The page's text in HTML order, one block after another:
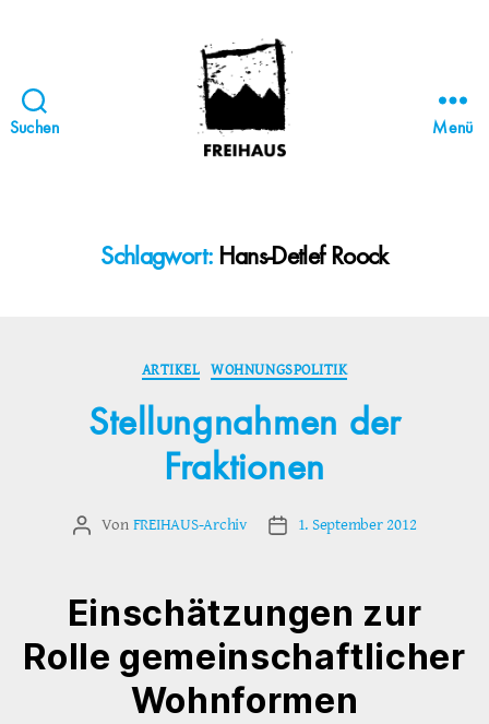
Suchen
STATTBAU
HAMBURG
Menü
Schlagwort: Hans-Detlef Roock
Kategorien
ARTIKEL WOHNUNGSPOLITIK
Stellungnahmen der
Fraktionen
Beitragsautor
Von FREIHAUS-Archiv Veröffentlichungsdatum
1. September 2012
Einschätzungen zur
Rolle gemeinschaftlicher
Wohnformen